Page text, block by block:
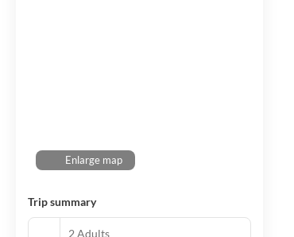
Enlarge map
Trip summary
2 Adults